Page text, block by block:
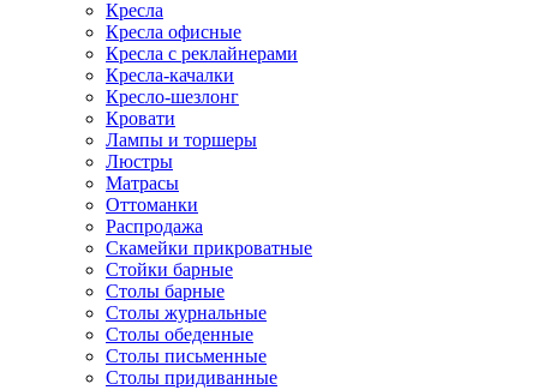
Кресла
Кресла офисные
Кресла с реклайнерами
Кресла-качалки
Кресло-шезлонг
Кровати
Лампы и торшеры
Люстры
Матрасы
Оттоманки
Распродажа
Скамейки прикроватные
Стойки барные
Столы барные
Столы журнальные
Столы обеденные
Столы письменные
Столы придиванные